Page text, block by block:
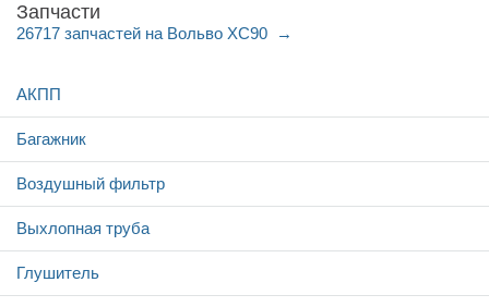
Запчасти
26717 запчастей на Вольво ХС90
АКПП
Багажник
Воздушный фильтр
Выхлопная труба
Глушитель